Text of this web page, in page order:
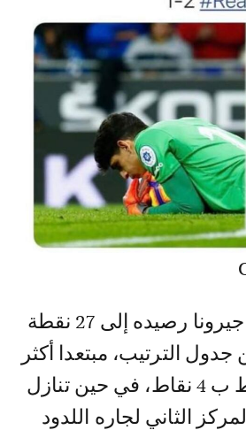
وبهذا الفوز، رفع جيرونا رصيده إلى 27 نقطة
15 من جدول الترتيب، مبتعدا أكثر
عن مراكز الهبوط ب 4 نقاط، في حين تنازل
الثاني لجاره اللدود